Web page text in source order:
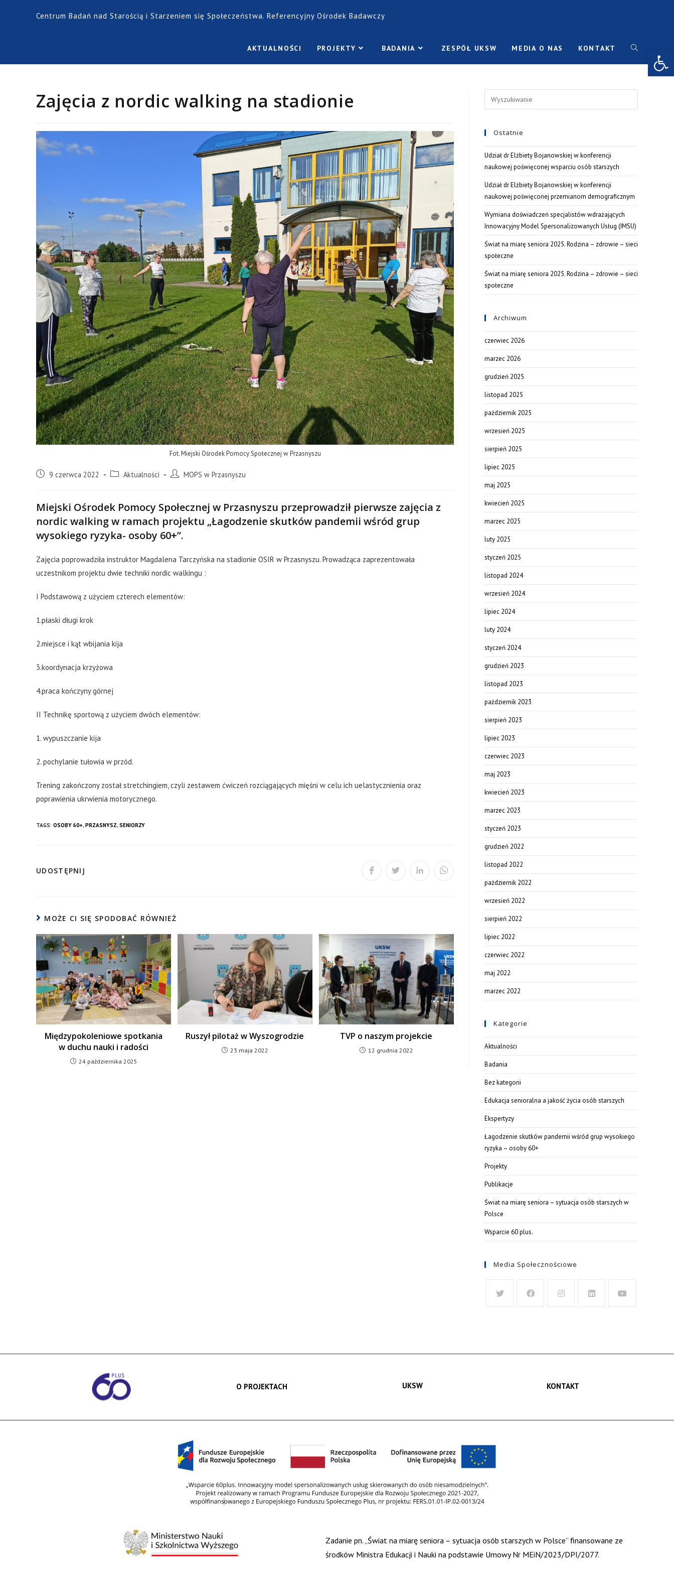
Open toolbar
Centrum Badań nad Starością i Starzeniem się Społeczeństwa. Referencyjny Ośrodek Badawczy
AKTUALNOŚCI PROJEKTY BADANIA ZESPÓŁ UKSW MEDIA O NAS KONTAKT
Zajęcia z nordic walking na stadionie
Fot. Miejski Ośrodek Pomocy Społecznej w Przasnyszu
9 czerwca 2022 Aktualności MOPS w Przasnyszu
Miejski Ośrodek Pomocy Społecznej w Przasnyszu przeprowadził pierwsze zajęcia z
nordic walking w ramach projektu „Łagodzenie skutków pandemii wśród grup
wysokiego ryzyka- osoby 60+”.
Zajęcia poprowadziła instruktor Magdalena Tarczyńska na stadionie OSIR w Przasnyszu. Prowadząca zaprezentowała
uczestnikom projektu dwie techniki nordic walkingu :
I Podstawową z użyciem czterech elementów:
1.płaski długi krok
2.miejsce i kąt wbijania kija
3.koordynacja krzyżowa
4.praca kończyny górnej
II Technikę sportową z użyciem dwóch elementów:
1. wypuszczanie kija
2. pochylanie tułowia w przód.
Trening zakończony został stretchingiem, czyli zestawem ćwiczeń rozciągających mięśni w celu ich uelastycznienia oraz
poprawienia ukrwienia motorycznego.
TAGS: OSOBY 60+, PRZASNYSZ, SENIORZY
UDOSTĘPNIJ
MOŻE CI SIĘ SPODOBAĆ RÓWNIEŻ
Międzypokoleniowe spotkania
w duchu nauki i radości
24 października 2025
Ruszył pilotaż w Wyszogrodzie
23 maja 2022
TVP o naszym projekcie
12 grudnia 2022
Ostatnie
Udział dr Elżbiety Bojanowskiej w konferencji
naukowej poświęconej wsparciu osób starszych
Udział dr Elżbiety Bojanowskiej w konferencji
naukowej poświęconej przemianom demograficznym
Wymiana doświadczeń specjalistów wdrażających
Innowacyjny Model Spersonalizowanych Usług (IMSU)
Świat na miarę seniora 2025. Rodzina – zdrowie – sieci
społeczne
Świat na miarę seniora 2025. Rodzina – zdrowie – sieci
społeczne
Archiwum
czerwiec 2026
marzec 2026
grudzień 2025
listopad 2025
październik 2025
wrzesień 2025
sierpień 2025
lipiec 2025
maj 2025
kwiecień 2025
marzec 2025
luty 2025
styczeń 2025
listopad 2024
wrzesień 2024
lipiec 2024
luty 2024
styczeń 2024
grudzień 2023
listopad 2023
październik 2023
sierpień 2023
lipiec 2023
czerwiec 2023
maj 2023
kwiecień 2023
marzec 2023
styczeń 2023
grudzień 2022
listopad 2022
październik 2022
wrzesień 2022
sierpień 2022
lipiec 2022
czerwiec 2022
maj 2022
marzec 2022
Kategorie
Aktualności
Badania
Bez kategorii
Edukacja senioralna a jakość życia osób starszych
Ekspertyzy
Łagodzenie skutków pandemii wśród grup wysokiego
ryzyka – osoby 60+
Projekty
Publikacje
Świat na miarę seniora – sytuacja osób starszych w
Polsce
Wsparcie 60 plus.
Media Społecznościowe
O PROJEKTACH UKSW KONTAKT
Zadanie pn. „Świat na miarę seniora – sytuacja osób starszych w Polsce” finansowane ze
środków Ministra Edukacji i Nauki na podstawie Umowy Nr MEiN/2023/DPI/2077.